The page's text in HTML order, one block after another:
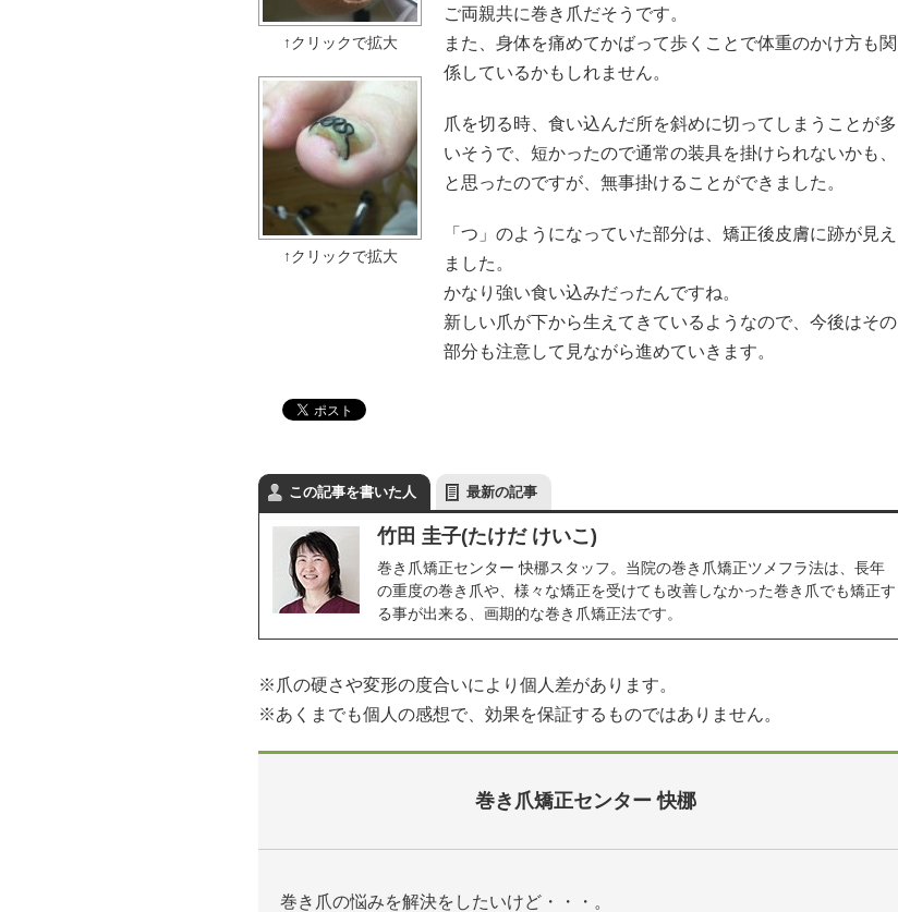
ご両親共に巻き爪だそうです。
また、身体を痛めてかばって歩くことで体重のかけ方も関
係しているかもしれません。
爪を切る時、食い込んだ所を斜めに切ってしまうことが多
いそうで、短かったので通常の装具を掛けられないかも、
と思ったのですが、無事掛けることができました。
「つ」のようになっていた部分は、矯正後皮膚に跡が見え
ました。
かなり強い食い込みだったんですね。
新しい爪が下から生えてきているようなので、今後はその
部分も注意して見ながら進めていきます。
この記事を書いた人 最新の記事
竹田 圭子(たけだ けいこ)
巻き爪矯正センター 快梛スタッフ。当院の巻き爪矯正ツメフラ法は、長年
の重度の巻き爪や、様々な矯正を受けても改善しなかった巻き爪でも矯正す
る事が出来る、画期的な巻き爪矯正法です。
※爪の硬さや変形の度合いにより個人差があります。
※あくまでも個人の感想で、効果を保証するものではありません。
巻き爪矯正センター 快梛
巻き爪の悩みを解決をしたいけど・・・。